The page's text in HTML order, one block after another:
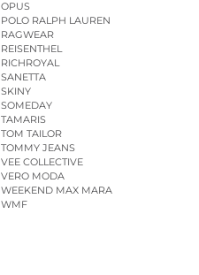
OPUS
POLO RALPH LAUREN
RAGWEAR
REISENTHEL
RICHROYAL
SANETTA
SKINY
SOMEDAY
TAMARIS
TOM TAILOR
TOMMY JEANS
VEE COLLECTIVE
VERO MODA
WEEKEND MAX MARA
WMF